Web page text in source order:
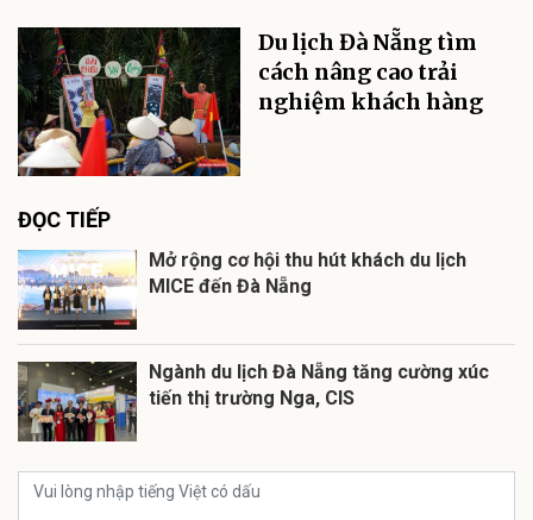
Du lịch Đà Nẵng tìm
cách nâng cao trải
nghiệm khách hàng
ĐỌC TIẾP
Mở rộng cơ hội thu hút khách du lịch
MICE đến Đà Nẵng
Ngành du lịch Đà Nẵng tăng cường xúc
tiến thị trường Nga, CIS